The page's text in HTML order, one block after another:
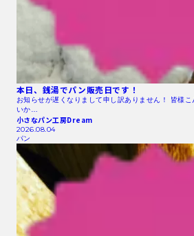
本日、銭湯でパン販売日です！
お知らせが遅くなりまして申し訳ありません！ 皆様こ
いか…
小さなパン工房Dream
2026.08.04
パン